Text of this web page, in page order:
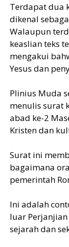
Terdapat dua
dikenal
Walaupun
keaslian teks
mengakui
Yesus dan
Plinius Muda
menulis surat
abad ke-2
Kristen dan
Surat ini
bagaimana
pemerintah
Ini adalah
luar
sejarah dan